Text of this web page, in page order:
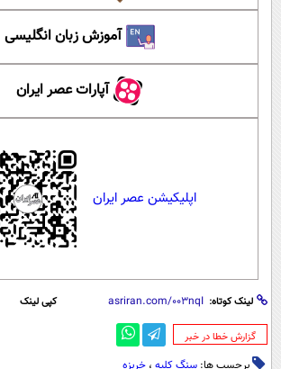
آموزش زبان انگلیسی
آپارات عصر ایران
اپلیکیشن عصر ایران
لینک کوتاه: کپی لینک
‌گزارش خطا در خبر
برچسب ها: سنگ کلیه ، خربزه